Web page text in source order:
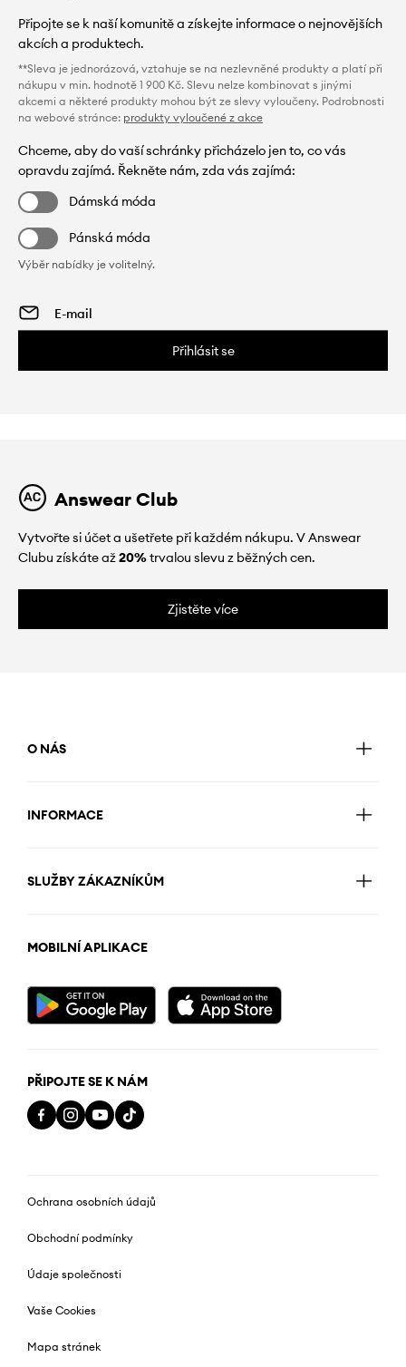
Připojte se k naší komunitě a získejte informace o nejnovějších
akcích a produktech.
**Sleva je jednorázová, vztahuje se na nezlevněné produkty a platí při
nákupu v min. hodnotě 1 900 Kč. Slevu nelze kombinovat s jinými
akcemi a některé produkty mohou být ze slevy vyloučeny. Podrobnosti
na webové stránce: produkty vyloučené z akce
Chceme, aby do vaší schránky přicházelo jen to, co vás
opravdu zajímá. Řekněte nám, zda vás zajímá:
Dámská móda
Pánská móda
Výběr nabídky je volitelný.
Přihlásit se
Answear Club
Vytvořte si účet a ušetřete při každém nákupu. V Answear
Clubu získáte až20%trvalou slevu z běžných cen.
Zjistěte více
O NÁS
INFORMACE
SLUŽBY ZÁKAZNÍKŮM
MOBILNÍ APLIKACE
PŘIPOJTE SE K NÁM
Ochrana osobních údajů
Obchodní podmínky
Údaje společnosti
Vaše Cookies
Mapa stránek